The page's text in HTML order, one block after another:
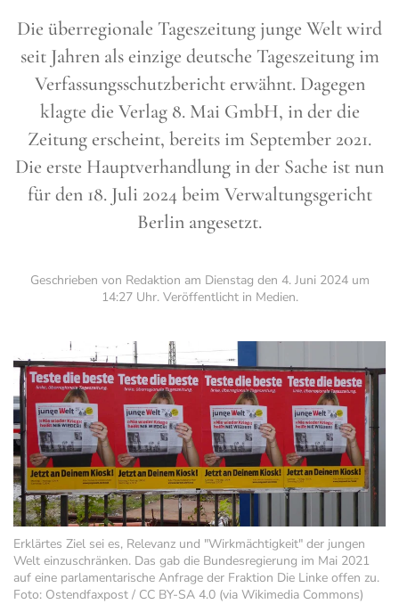
Die überregionale Tageszeitung junge Welt wird
seit Jahren als einzige deutsche Tageszeitung im
Verfassungsschutzbericht erwähnt. Dagegen
klagte die Verlag 8. Mai GmbH, in der die
Zeitung erscheint, bereits im September 2021.
Die erste Hauptverhandlung in der Sache ist nun
für den 18. Juli 2024 beim Verwaltungsgericht
Berlin angesetzt.
Geschrieben von Redaktion am Dienstag den 4. Juni 2024 um
14:27 Uhr. Veröffentlicht in Medien.
Erklärtes Ziel sei es, Relevanz und "Wirkmächtigkeit" der jungen
Welt einzuschränken. Das gab die Bundesregierung im Mai 2021
auf eine parlamentarische Anfrage der Fraktion Die Linke offen zu.
Foto: Ostendfaxpost / CC BY-SA 4.0 (via Wikimedia Commons)